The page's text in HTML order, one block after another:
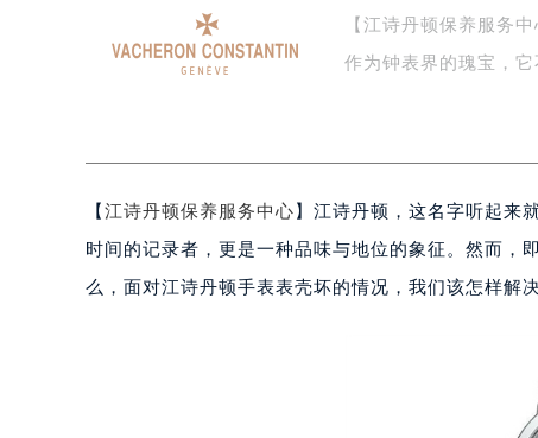
【江诗丹顿保养服务
作为钟表界的瑰宝，
【 江诗丹顿保养服务中心 】江诗丹顿，这名字听起来
时间的记录者，更是一种品味与地位的象征。然而，
么，面对江诗丹顿手表表壳坏的情况，我们该怎样解